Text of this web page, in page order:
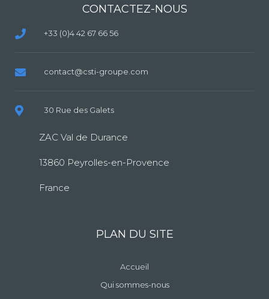
CONTACTEZ-NOUS
+33 (0)4 42 67 66 56
contact@csti-groupe.com
30 Rue des Galets
ZAC Val de Durance
13860 Peyrolles-en-Provence
France
PLAN DU SITE
Accueil
Qui sommes-nous